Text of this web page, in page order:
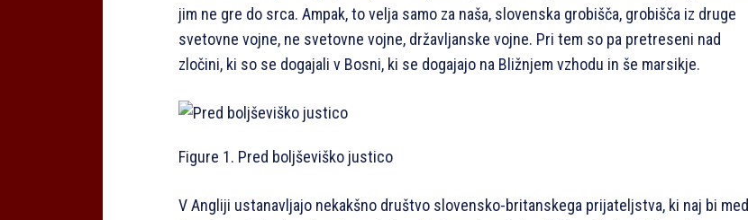
jim ne gre do srca. Ampak, to velja samo za naša, slovenska grobišča, grobišča iz druge
svetovne vojne, ne svetovne vojne, državljanske vojne. Pri tem so pa pretreseni nad
zločini, ki so se dogajali v Bosni, ki se dogajajo na Bližnjem vzhodu in še marsikje.
Figure 1. Pred boljševiško justico
V Angliji ustanavljajo nekakšno društvo slovensko-britanskega prijateljstva, ki naj bi med